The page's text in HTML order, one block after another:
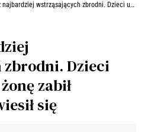
wstrząsających zbrodni. Dzieci udusił kablem, żonę zabił tłuczkiem i powiesił się
Dzieci
zabił
się